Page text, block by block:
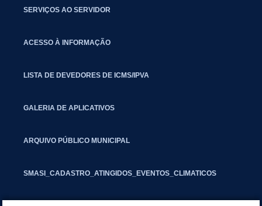
SERVIÇOS AO SERVIDOR
ACESSO À INFORMAÇÃO
LISTA DE DEVEDORES DE ICMS/IPVA
GALERIA DE APLICATIVOS
ARQUIVO PÚBLICO MUNICIPAL
SMASI_CADASTRO_ATINGIDOS_EVENTOS_CLIMATICOS